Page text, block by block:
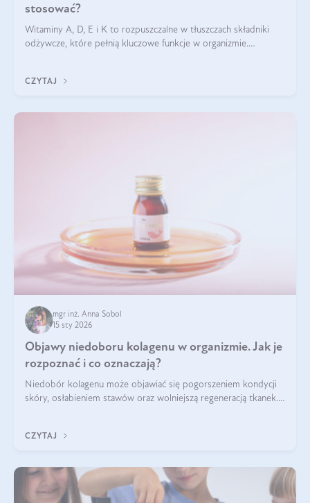
stosować?
Witaminy A, D, E i K to rozpuszczalne w tłuszczach składniki
odżywcze, które pełnią kluczowe funkcje w organizmie.
CZYTAJ
mgr inż. Anna Sobol
15 sty 2026
Objawy niedoboru kolagenu w organizmie. Jak je
rozpoznać i co oznaczają?
Niedobór kolagenu może objawiać się pogorszeniem kondycji
skóry, osłabieniem stawów oraz wolniejszą regeneracją tkanek.
osłabienie włosów.
CZYTAJ